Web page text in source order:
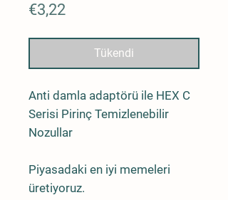
€3,22
Tükendi
Anti damla adaptörü ile HEX C
Serisi Pirinç Temizlenebilir
Nozullar
Piyasadaki en iyi memeleri
üretiyoruz.